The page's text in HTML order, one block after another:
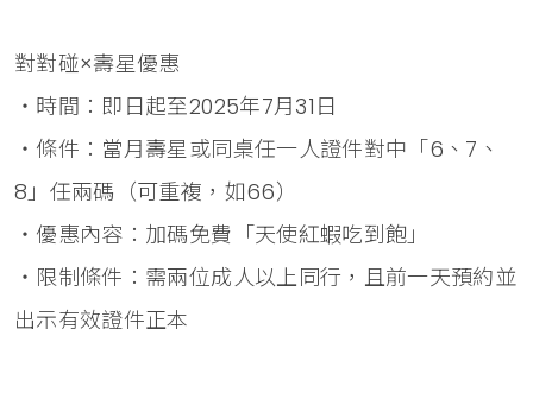
對對碰×壽星優惠
・時間：即日起至2025年7月31日
・條件：當月壽星或同桌任一人證件對中「6、7、
8」任兩碼（可重複，如66）
・優惠內容：加碼免費「天使紅蝦吃到飽」
・限制條件：需兩位成人以上同行，且前一天預約並
出示有效證件正本